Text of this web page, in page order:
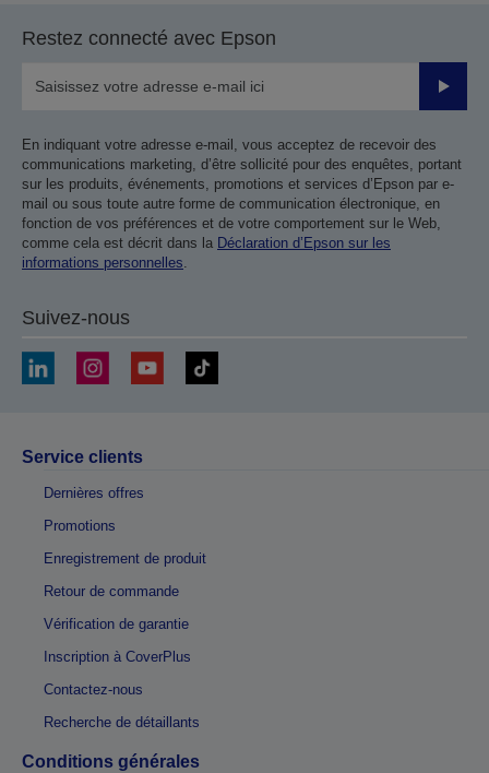
Restez connecté avec Epson
Valider
En indiquant votre adresse e-mail, vous acceptez de recevoir des
communications marketing, d’être sollicité pour des enquêtes, portant
sur les produits, événements, promotions et services d’Epson par e-
mail ou sous toute autre forme de communication électronique, en
fonction de vos préférences et de votre comportement sur le Web,
comme cela est décrit dans la Déclaration d’Epson sur les
informations personnelles.
Suivez-nous
Service clients
Dernières offres
Promotions
Enregistrement de produit
Retour de commande
Vérification de garantie
Inscription à CoverPlus
Contactez-nous
Recherche de détaillants
Conditions générales